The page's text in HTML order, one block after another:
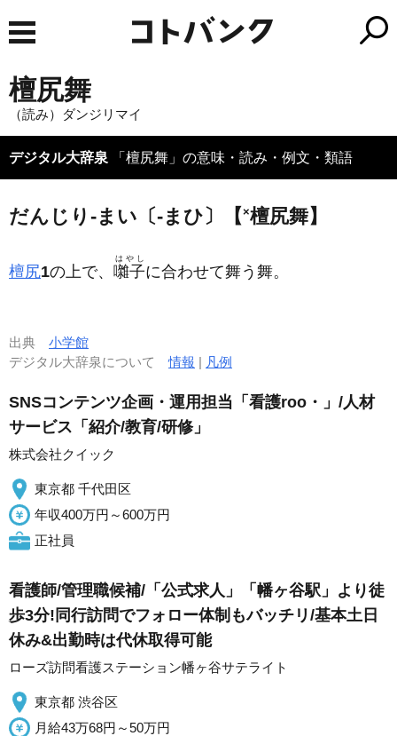
檀尻舞
（読み）ダンジリマイ
デジタル大辞泉 「檀尻舞」の意味・読み・例文・類語
だんじり‐まい〔‐まひ〕【 ×檀尻舞】
檀尻1の上で、 囃子
はやし
に合わせて舞う舞。
出典 小学館
デジタル大辞泉について情報 | 凡例
SNSコンテンツ企画・運用担当「看護roo・」/人材
サービス「紹介/教育/研修」
株式会社クイック
東京都 千代田区
年収400万円～600万円
正社員
看護師/管理職候補/「公式求人」「幡ヶ谷駅」より徒
歩3分!同行訪問でフォロー体制もバッチリ/基本土日
休み&出勤時は代休取得可能
ローズ訪問看護ステーション幡ヶ谷サテライト
東京都 渋谷区
月給43万68円～50万円